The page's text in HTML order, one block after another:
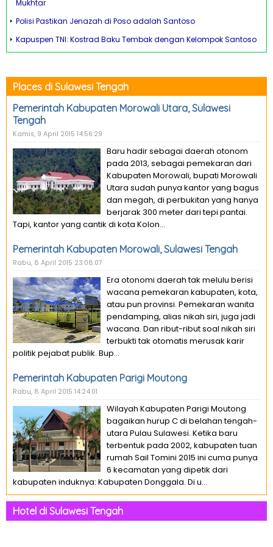
Mukhtar
Polisi Pastikan Jenazah di Poso adalah Santoso
Kapuspen TNI: Kostrad Baku Tembak dengan Kelompok Santoso
Places di Sulawesi Tengah
Pemerintah Kabupaten Morowali Utara, Sulawesi
Tengah
Kamis, 9 April 2015 14:56:29
Baru hadir sebagai daerah otonom
pada 2013, sebagai pemekaran dari
Kabupaten Morowali, bupati Morowali
Utara sudah punya kantor yang bagus
dan megah, di perbukitan yang hanya
berjarak 300 meter dari tepi pantai.
Tapi, kantor yang cantik di kota Kolon...
Pemerintah Kabupaten Morowali, Sulawesi Tengah
Rabu, 8 April 2015 23:08:07
Era otonomi daerah tak melulu berisi
wacana pemekaran kabupaten, kota,
atau pun provinsi. Pemekaran wanita
pendamping, alias nikah siri, juga jadi
wacana. Dan ribut-ribut soal nikah siri
terbukti tak otomatis merusak karir
politik pejabat publik. Bup...
Pemerintah Kabupaten Parigi Moutong
Rabu, 8 April 2015 14:24:01
Wilayah Kabupaten Parigi Moutong
bagaikan hurup C di belahan tengah-
utara Pulau Sulawesi. Ketika baru
terbentuk pada 2002, kabupaten tuan
rumah Sail Tomini 2015 ini cuma punya
6 kecamatan yang dipetik dari
kabupaten induknya: Kabupaten Donggala. Di u...
Hotel di Sulawesi Tengah